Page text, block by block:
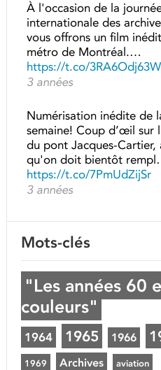
À l'occasion de la
internationale des
vous offrons un film
métro de Montréal.…
https://t.co/3RA6Odj63W
3 années
Numérisation inédite de
semaine! Coup d’œil sur
du pont Jacques-Cartier,
qu'on doit bientôt
https://t.co/7PmUdZijSr
3 années
Mots-clés
"Les années 60
couleurs"
1964 1965 1966
1969 Archives aviation